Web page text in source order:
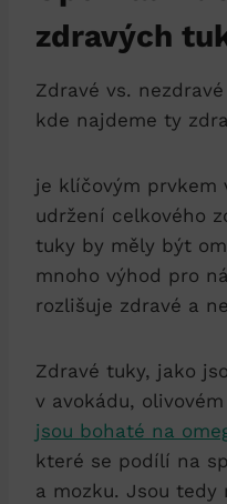
zdravých
Zdravé vs.
kde najdeme ty
je klíčovým prvkem
udržení celkového
tuky by měly být
mnoho výhod pro
rozlišuje zdravé a
Zdravé tuky, jako
v avokádu,
jsou bohaté na
které se podílí na
a mozku. Jsou tedy